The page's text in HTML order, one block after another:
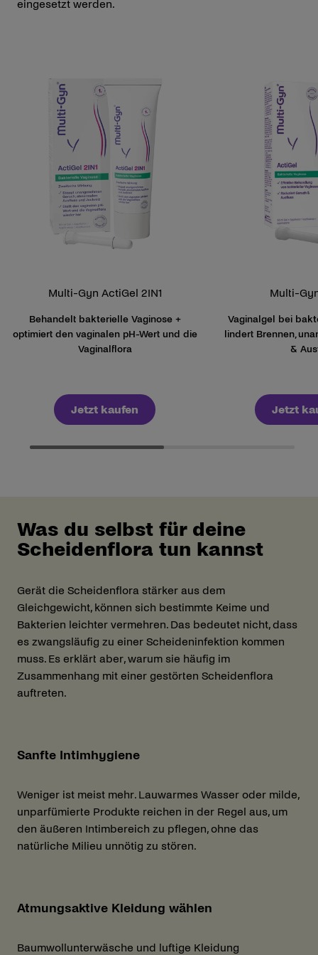
eingesetzt werden.
Multi-Gyn ActiGel 2IN1
Behandelt bakterielle Vaginose +
optimiert den vaginalen pH-Wert und die
Vaginalflora
Jetzt kaufen
Multi-
Vaginalgel bei
lindert Brennen,
&
Jetzt
Was du selbst für deine
Scheidenflora tun kannst
Gerät die Scheidenflora stärker aus dem
Gleichgewicht, können sich bestimmte Keime und
Bakterien leichter vermehren. Das bedeutet nicht, dass
es zwangsläufig zu einer Scheideninfektion kommen
muss. Es erklärt aber, warum sie häufig im
Zusammenhang mit einer gestörten Scheidenflora
auftreten.
Sanfte Intimhygiene
Weniger ist meist mehr. Lauwarmes Wasser oder milde,
unparfümierte Produkte reichen in der Regel aus, um
den äußeren Intimbereich zu pflegen, ohne das
natürliche Milieu unnötig zu stören.
Atmungsaktive Kleidung wählen
Baumwollunterwäsche und luftige Kleidung